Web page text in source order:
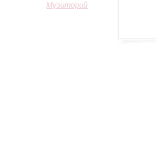
Музиторий